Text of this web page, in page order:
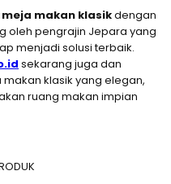
makan klasikdengan
oleh pengrajin Jepara yang
menjadi solusi terbaik.
sekarang juga dan
klasik yang elegan,
ruang makan impian